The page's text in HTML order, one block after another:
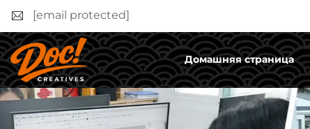
[email protected]
Домашняя страница